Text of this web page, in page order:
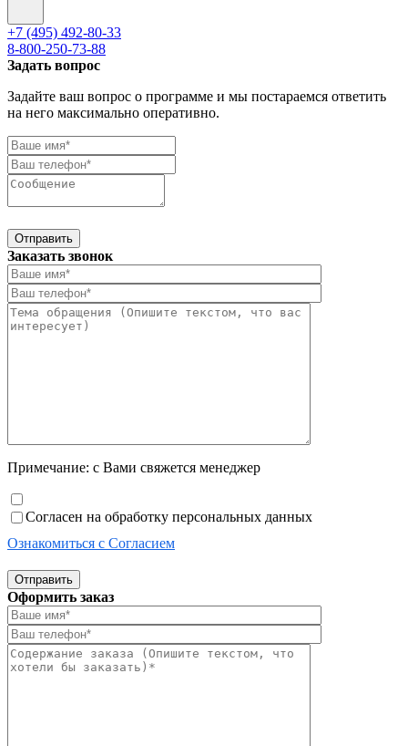
+7 (495) 492-80-33
8-800-250-73-88
Задать вопрос
Задайте ваш вопрос о программе и мы постараемся ответить
на него максимально оперативно.
Отправить
Заказать звонок
Примечание: с Вами свяжется менеджер
Согласен на обработку персональных данных
Ознакомиться с Согласием
Отправить
Оформить заказ